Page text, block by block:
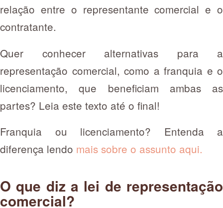
relação entre o representante comercial e o
contratante.
Quer conhecer alternativas para a
representação comercial, como a franquia e o
licenciamento, que beneficiam ambas as
partes? Leia este texto até o final!
Franquia ou licenciamento? Entenda a
diferença lendo mais sobre o assunto aqui.
O que diz a lei de representação
comercial?